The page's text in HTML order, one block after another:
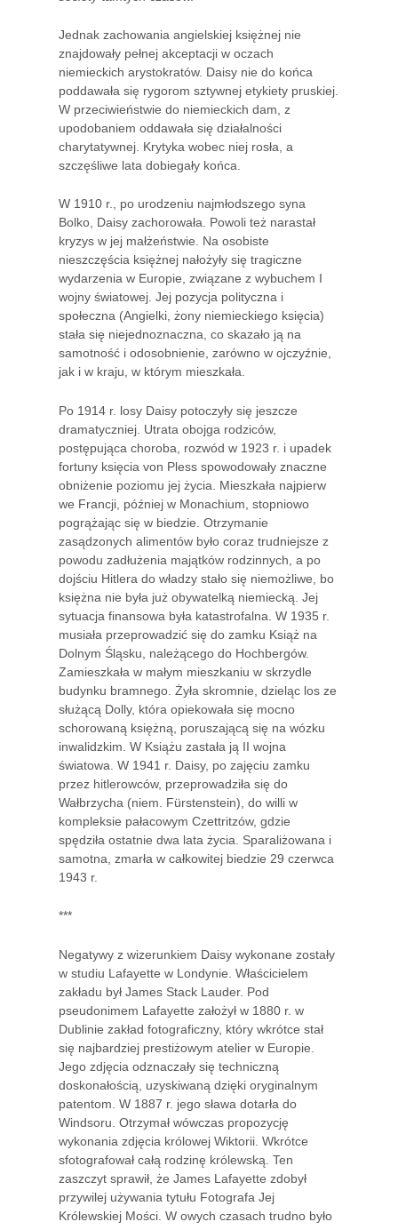
Jednak zachowania angielskiej księżnej nie
znajdowały pełnej akceptacji w oczach
niemieckich arystokratów. Daisy nie do końca
poddawała się rygorom sztywnej etykiety pruskiej.
W przeciwieństwie do niemieckich dam, z
upodobaniem oddawała się działalności
charytatywnej. Krytyka wobec niej rosła, a
szczęśliwe lata dobiegały końca.
W 1910 r., po urodzeniu najmłodszego syna
Bolko, Daisy zachorowała. Powoli też narastał
kryzys w jej małżeństwie. Na osobiste
nieszczęścia księżnej nałożyły się tragiczne
wydarzenia w Europie, związane z wybuchem I
wojny światowej. Jej pozycja polityczna i
społeczna (Angielki, żony niemieckiego księcia)
stała się niejednoznaczna, co skazało ją na
samotność i odosobnienie, zarówno w ojczyźnie,
jak i w kraju, w którym mieszkała.
Po 1914 r. losy Daisy potoczyły się jeszcze
dramatyczniej. Utrata obojga rodziców,
postępująca choroba, rozwód w 1923 r. i upadek
fortuny księcia von Pless spowodowały znaczne
obniżenie poziomu jej życia. Mieszkała najpierw
we Francji, później w Monachium, stopniowo
pogrążając się w biedzie. Otrzymanie
zasądzonych alimentów było coraz trudniejsze z
powodu zadłużenia majątków rodzinnych, a po
dojściu Hitlera do władzy stało się niemożliwe, bo
księżna nie była już obywatelką niemiecką. Jej
sytuacja finansowa była katastrofalna. W 1935 r.
musiała przeprowadzić się do zamku Książ na
Dolnym Śląsku, należącego do Hochbergów.
Zamieszkała w małym mieszkaniu w skrzydle
budynku bramnego. Żyła skromnie, dzieląc los ze
służącą Dolly, która opiekowała się mocno
schorowaną księżną, poruszającą się na wózku
inwalidzkim. W Książu zastała ją II wojna
światowa. W 1941 r. Daisy, po zajęciu zamku
przez hitlerowców, przeprowadziła się do
Wałbrzycha (niem. Fürstenstein), do willi w
kompleksie pałacowym Czettritzów, gdzie
spędziła ostatnie dwa lata życia. Sparaliżowana i
samotna, zmarła w całkowitej biedzie 29 czerwca
1943 r.
***
Negatywy z wizerunkiem Daisy wykonane zostały
w studiu Lafayette w Londynie. Właścicielem
zakładu był James Stack Lauder. Pod
pseudonimem Lafayette założył w 1880 r. w
Dublinie zakład fotograficzny, który wkrótce stał
się najbardziej prestiżowym atelier w Europie.
Jego zdjęcia odznaczały się techniczną
doskonałością, uzyskiwaną dzięki oryginalnym
patentom. W 1887 r. jego sława dotarła do
Windsoru. Otrzymał wówczas propozycję
wykonania zdjęcia królowej Wiktorii. Wkrótce
sfotografował całą rodzinę królewską. Ten
zaszczyt sprawił, że James Lafayette zdobył
przywilej używania tytułu Fotografa Jej
Królewskiej Mości. W owych czasach trudno było